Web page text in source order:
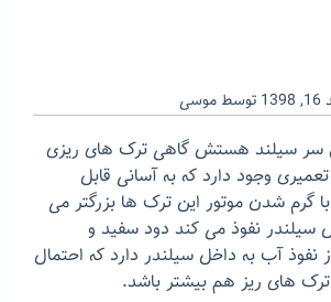
توسط موسی
سر سیلند هستش گاهی ترک های ریزی
وجود دارد که به آسانی قابل
شدن موتور این ترک ها بزرگتر می
سیلندر نفوذ می کند دود سفید و
نفوذ آب به داخل سیلندر دارد که احتمال
های ریز هم بیشتر باشد.